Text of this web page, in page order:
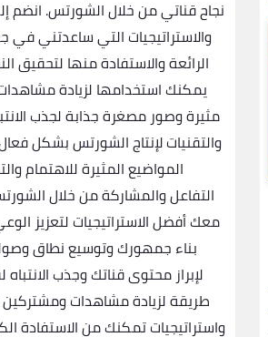
نجاح قناتي من خلال الشورتس.
والاستراتيجيات التي ساعدتني
الرائعة والاستفادة منها
يمكنك استخدامها لزيادة
مثيرة وصور مصغرة جذابة لجذب
والتقنيات لإنتاج الشورتس بشكل
المواضيع المثيرة للاهتمام
التفاعل والمشاركة من خلال
معك أفضل الاستراتيجيات لتعزيز
بناء جمهورك وتوسيع نطاق
لإبراز محتوى قناتك وجذب
طريقة لزيادة مشاهدات ومشتركين
واستراتيجيات تمكنك من